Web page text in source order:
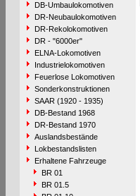
DB-Umbaulokomotiven
DR-Neubaulokomotiven
DR-Rekolokomotiven
DR - "6000er"
ELNA-Lokomotiven
Industrielokomotiven
Feuerlose Lokomotiven
Sonderkonstruktionen
SAAR (1920 - 1935)
DB-Bestand 1968
DR-Bestand 1970
Auslandsbestände
Lokbestandslisten
Erhaltene Fahrzeuge
BR 01
BR 01.5